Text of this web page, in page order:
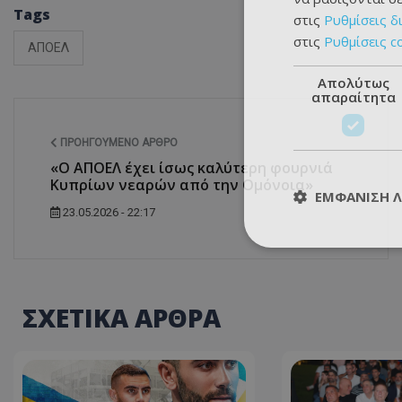
Tags
ΑΠΟΕΛ
ΠΡΟΗΓΟΎΜΕΝΟ ΆΡΘΡΟ
«Ο ΑΠΟΕΛ έχει ίσως καλύτερη φουρνιά
Κυπρίων νεαρών από την Ομόνοια»
23.05.2026 - 22:17
ΣΧΕΤΙΚΑ ΑΡΘΡΑ
στις Ρυθμίσεις
στις Ρυθμίσεις
Απολύτως
απαραίτητα
ΕΜΦΆΝΙΣΗ